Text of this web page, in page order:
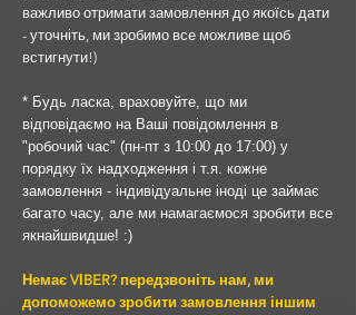
важливо отримати замовлення до якоїсь дати
- уточніть, ми зробимо все можливе щоб
встигнути!)
* Будь ласка, враховуйте, що ми
відповідаємо на Ваші повідомлення в
"робочий час" (пн-пт з 10:00 до 17:00) у
порядку їх надходження і т.я. кожне
замовлення - індивідуальне іноді це займає
багато часу, але ми намагаємося зробити все
якнайшвидше! :)
Немає VІBER? передзвоніть нам, ми
допоможемо зробити замовлення іншим